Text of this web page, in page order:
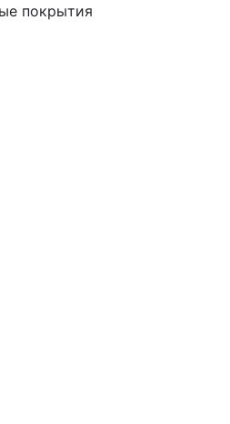
покрытия